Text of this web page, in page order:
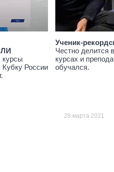
курсы
Кубку России
Ученик-
Честно делится
курсах и
обучался.
28 марта 2021